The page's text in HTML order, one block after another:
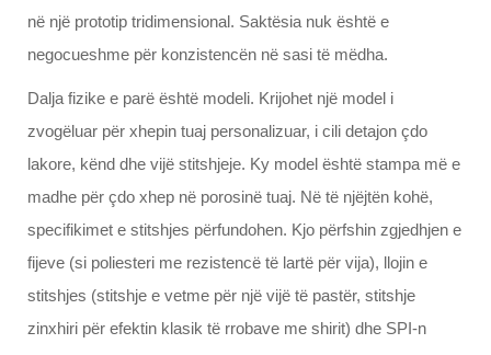
në një prototip tridimensional. Saktësia nuk është e
negocueshme për konzistencën në sasi të mëdha.
Dalja fizike e parë është modeli. Krijohet një model i
zvogëluar për xhepin tuaj personalizuar, i cili detajon çdo
lakore, kënd dhe vijë stitshjeje. Ky model është stampa më e
madhe për çdo xhep në porosinë tuaj. Në të njëjtën kohë,
specifikimet e stitshjes përfundohen. Kjo përfshin zgjedhjen e
fijeve (si poliesteri me rezistencë të lartë për vija), llojin e
stitshjes (stitshje e vetme për një vijë të pastër, stitshje
zinxhiri për efektin klasik të rrobave me shirit) dhe SPI-n